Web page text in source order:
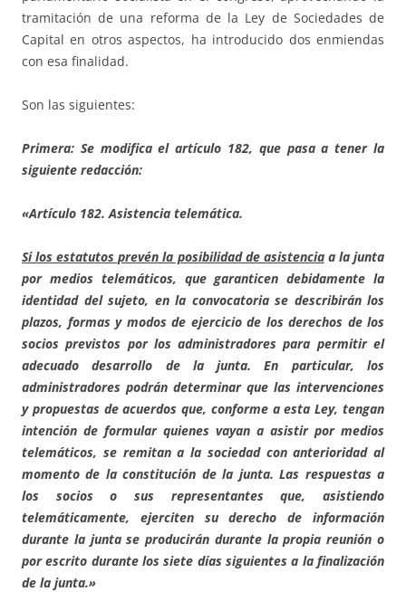
tramitación de una reforma de la Ley de Sociedades de
Capital en otros aspectos, ha introducido dos enmiendas
con esa finalidad.
Son las siguientes:
Primera: Se modifica el artículo 182, que pasa a tener la
siguiente redacción:
«Artículo 182. Asistencia telemática.
Si los estatutos prevén la posibilidad de asistenciaa la junta
por medios telemáticos, que garanticen debidamente la
identidad del sujeto, en la convocatoria se describirán los
plazos, formas y modos de ejercicio de los derechos de los
socios previstos por los administradores para permitir el
adecuado desarrollo de la junta. En particular, los
administradores podrán determinar que las intervenciones
y propuestas de acuerdos que, conforme a esta Ley, tengan
intención de formular quienes vayan a asistir por medios
telemáticos, se remitan a la sociedad con anterioridad al
momento de la constitución de la junta. Las respuestas a
los socios o sus representantes que, asistiendo
telemáticamente, ejerciten su derecho de información
durante la junta se producirán durante la propia reunión o
por escrito durante los siete días siguientes a la finalización
de la junta.»